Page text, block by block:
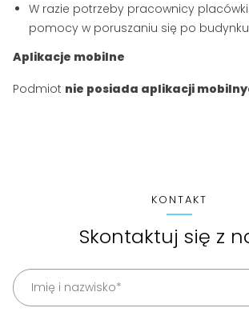
W razie potrzeby pracownicy
pomocy w poruszaniu się po
Aplikacje mobilne
Podmiot nie posiada aplikacji
KONTAKT
Skontaktuj się z